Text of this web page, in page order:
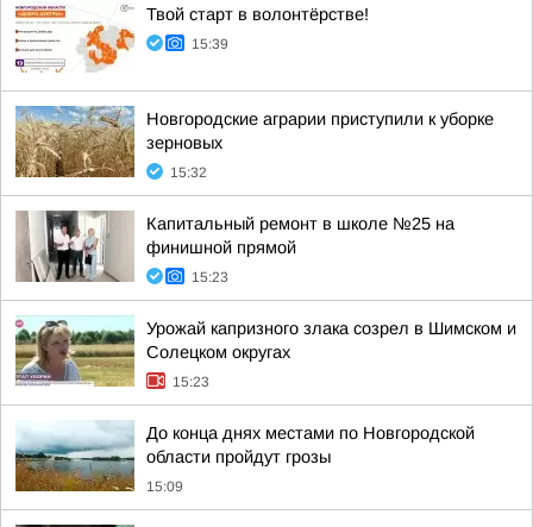
Твой старт в волонтёрстве!
15:39
Новгородские аграрии приступили к уборке
зерновых
15:32
Капитальный ремонт в школе №25 на
финишной прямой
15:23
Урожай капризного злака созрел в Шимском и
Солецком округах
15:23
До конца днях местами по Новгородской
области пройдут грозы
15:09